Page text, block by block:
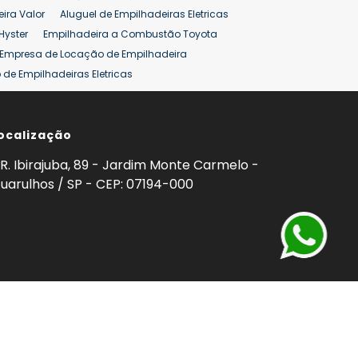
Valor
Aluguel de Empilhadeiras Eletricas
Empilhadeira a Combustão Toyota
Empresa de Locação de Empilhadeira
Empilhadeiras Eletricas
de Empilhadeiras
Empilhadeira Hyster
ton Venda Empilhadeiras 25 ton
R. Ibirajuba, 89 - Jardim Monte Carmelo -
/ SP - CEP: 07194-000